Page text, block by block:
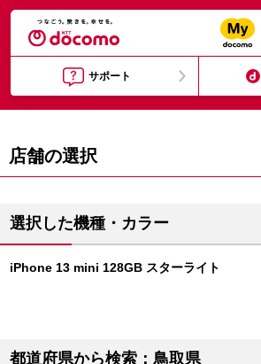
サポート
店舗の選択
選択した機種・カラー
iPhone 13 mini 128GB スターライト
都道府県から検索：鳥取県